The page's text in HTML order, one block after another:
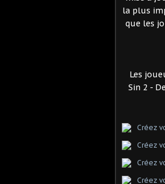
la plus
que les
Les
Sin 2 -